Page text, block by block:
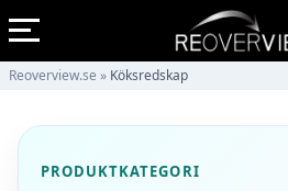
Reoverview.se » Köksredskap
PRODUKTKATEGORI